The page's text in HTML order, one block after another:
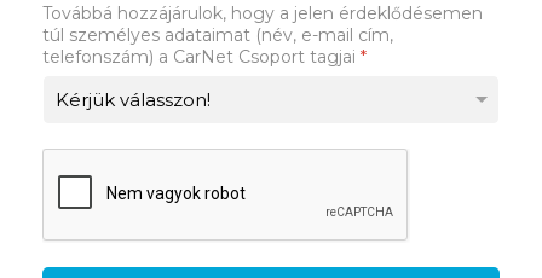
Továbbá hozzájárulok, hogy a jelen érdeklődésemen
túl személyes adataimat (név, e-mail cím,
telefonszám) a CarNet Csoport tagjai *